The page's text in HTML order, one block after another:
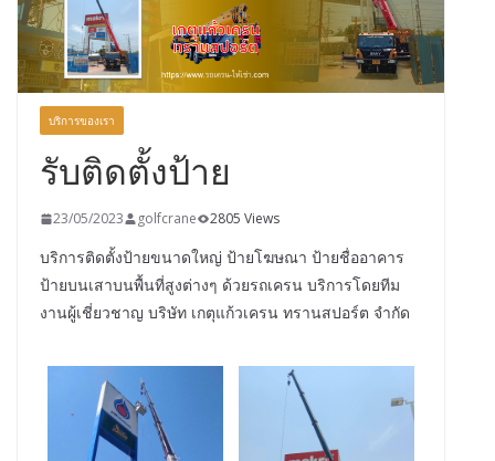
บริการของเรา
รับติดตั้งป้าย
23/05/2023 golfcrane 2805 Views
บริการติดตั้งป้ายขนาดใหญ่ ป้ายโฆษณา ป้ายชื่ออาคาร
ป้ายบนเสาบนพื้นที่สูงต่างๆ ด้วยรถเครน บริการโดยทีม
งานผู้เชี่ยวชาญ บริษัท เกตุแก้วเครน ทรานสปอร์ต จำกัด